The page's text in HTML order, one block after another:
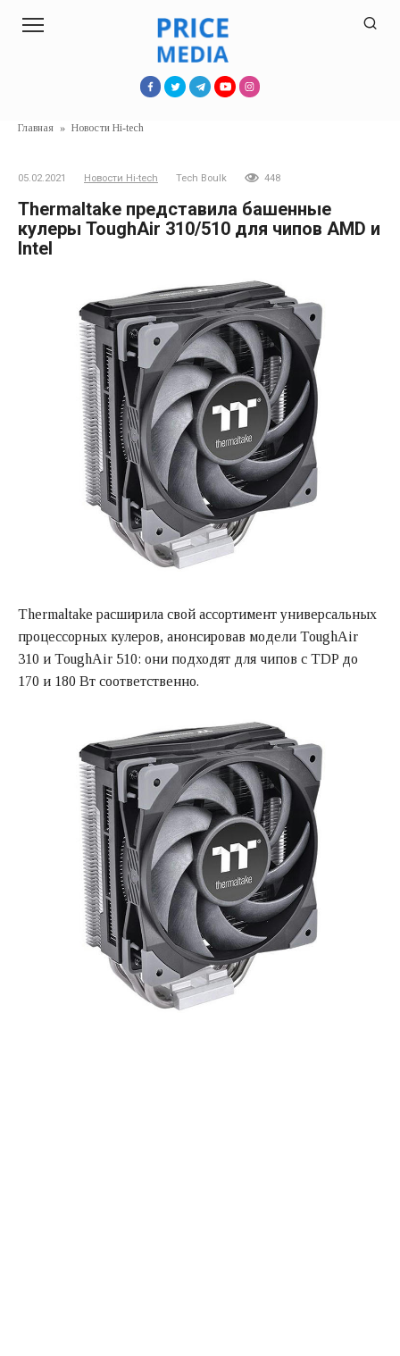
Главная » Новости Hi-tech
05.02.2021 Новости Hi-tech Tech Boulk 448
Thermaltake представила башенные
кулеры ToughAir 310/510 для чипов AMD и
Intel
Thermaltake расширила свой ассортимент универсальных
процессорных кулеров, анонсировав модели ToughAir
310 и ToughAir 510: они подходят для чипов с TDP до
170 и 180 Вт соответственно.